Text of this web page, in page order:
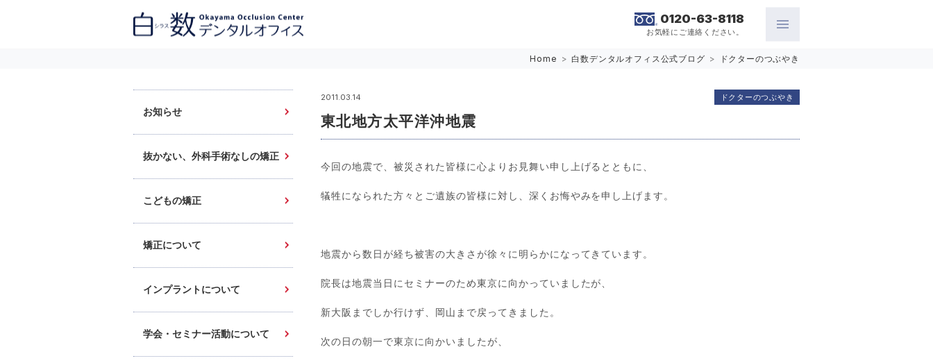
0120-63-8118
お気軽にご連絡ください。
Home > 白数デンタルオフィス公式ブログ > ドクターのつぶやき
2011.03.14
東北地方太平洋沖地震
ドクターのつぶやき
今回の地震で、被災された皆様に心よりお見舞い申し上げるとともに、
犠牲になられた方々とご遺族の皆様に対し、深くお悔やみを申し上げます。
地震から数日が経ち被害の大きさが徐々に明らかになってきています。
院長は地震当日にセミナーのため東京に向かっていましたが、
新大阪までしか行けず、岡山まで戻ってきました。
次の日の朝一で東京に向かいましたが、
お知らせ
抜かない、外科手術なしの矯正
こどもの矯正
矯正について
インプラントについて
学会・セミナー活動について